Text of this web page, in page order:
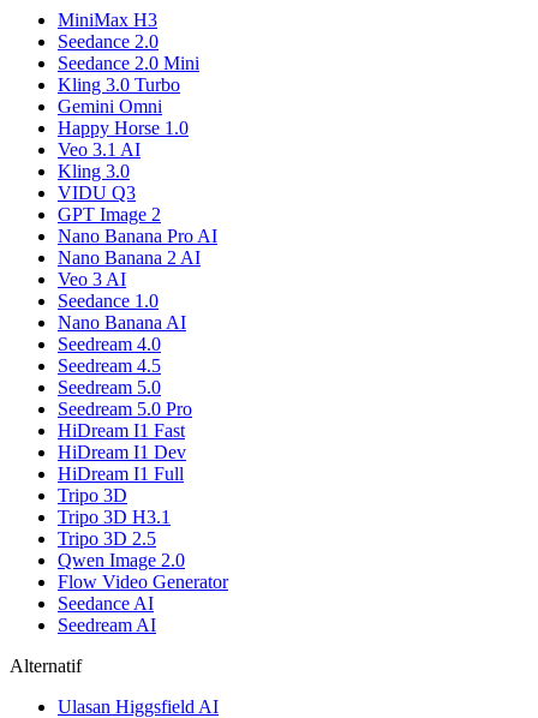
MiniMax H3
Seedance 2.0
Seedance 2.0 Mini
Kling 3.0 Turbo
Gemini Omni
Happy Horse 1.0
Veo 3.1 AI
Kling 3.0
VIDU Q3
GPT Image 2
Nano Banana Pro AI
Nano Banana 2 AI
Veo 3 AI
Seedance 1.0
Nano Banana AI
Seedream 4.0
Seedream 4.5
Seedream 5.0
Seedream 5.0 Pro
HiDream I1 Fast
HiDream I1 Dev
HiDream I1 Full
Tripo 3D
Tripo 3D H3.1
Tripo 3D 2.5
Qwen Image 2.0
Flow Video Generator
Seedance AI
Seedream AI
Alternatif
Ulasan Higgsfield AI